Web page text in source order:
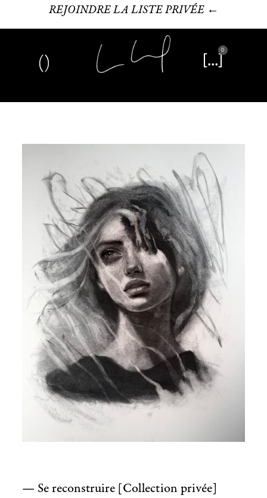
REJOINDRE LA LISTE PRIVÉE ←
0
— Se reconstruire [Collection privée]